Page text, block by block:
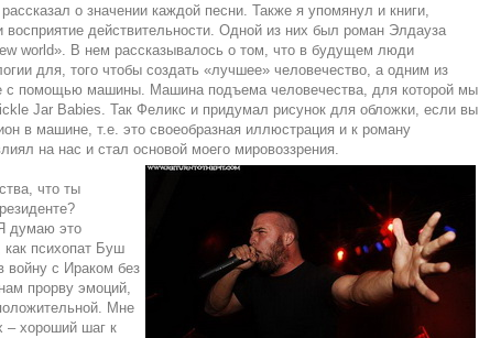
о значении каждой песни. Также я упомянул и книги,
восприятие действительности. Одной из них был роман Элдауза
world». В нем рассказывалось о том, что в будущем люди
для, того чтобы создать «лучшее» человечество, а одним из
с помощью машины. Машина подъема человечества, для которой мы
Jar Babies. Так Феликс и придумал рисунок для обложки, если вы
в машине, т.е. это своеобразная иллюстрация и к роману
на нас и стал основой моего мировоззрения.
что ты
думаю это
как психопат Буш
войну с Ираком без
прорву эмоций,
Мне
– хороший шаг к